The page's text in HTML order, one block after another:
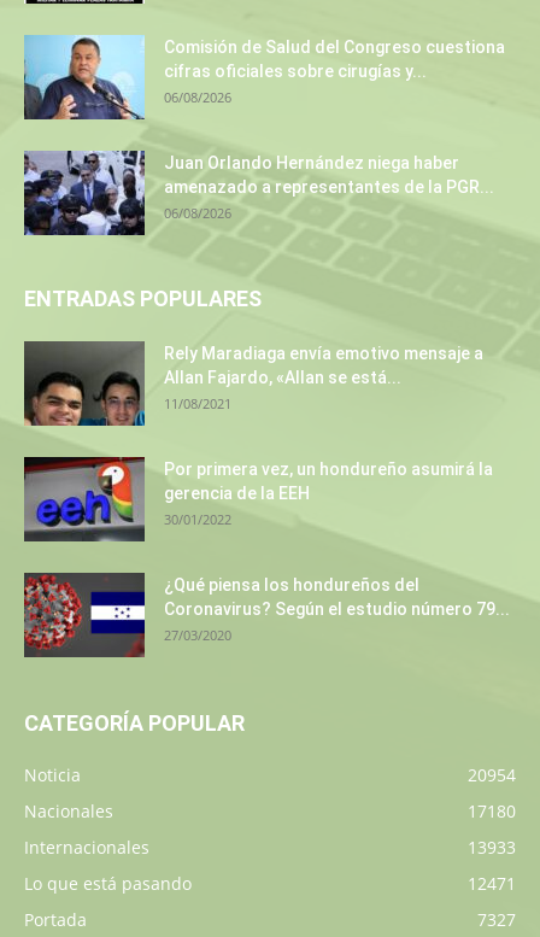
Comisión de Salud del Congreso cuestiona
cifras oficiales sobre cirugías y...
06/08/2026
Juan Orlando Hernández niega haber
amenazado a representantes de la PGR...
06/08/2026
ENTRADAS POPULARES
Rely Maradiaga envía emotivo mensaje a
Allan Fajardo, «Allan se está...
11/08/2021
Por primera vez, un hondureño asumirá la
gerencia de la EEH
30/01/2022
¿Qué piensa los hondureños del
Coronavirus? Según el estudio número 79...
27/03/2020
CATEGORÍA POPULAR
Noticia
20954
Nacionales
17180
Internacionales
13933
Lo que está pasando
12471
Portada
7327